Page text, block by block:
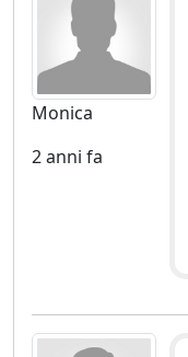
Monica
2 anni fa